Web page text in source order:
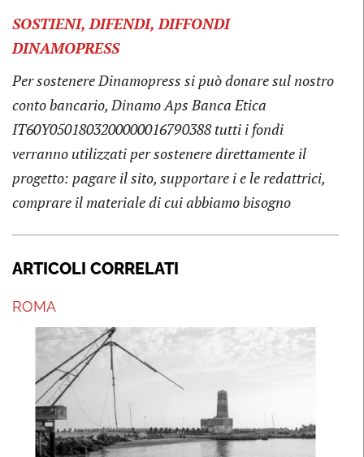
SOSTIENI, DIFENDI, DIFFONDI
DINAMOPRESS
Per sostenere Dinamopress si può donare sul nostro
conto bancario, Dinamo Aps Banca Etica
IT60Y0501803200000016790388 tutti i fondi
verranno utilizzati per sostenere direttamente il
progetto: pagare il sito, supportare i e le redattrici,
comprare il materiale di cui abbiamo bisogno
ARTICOLI CORRELATI
ROMA